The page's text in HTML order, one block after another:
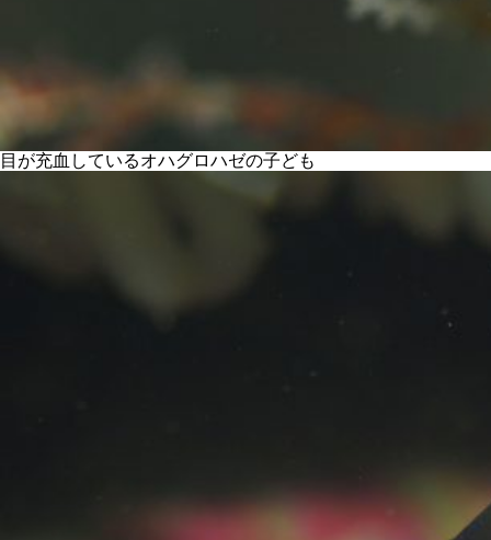
目が充血しているオハグロハゼの子ども